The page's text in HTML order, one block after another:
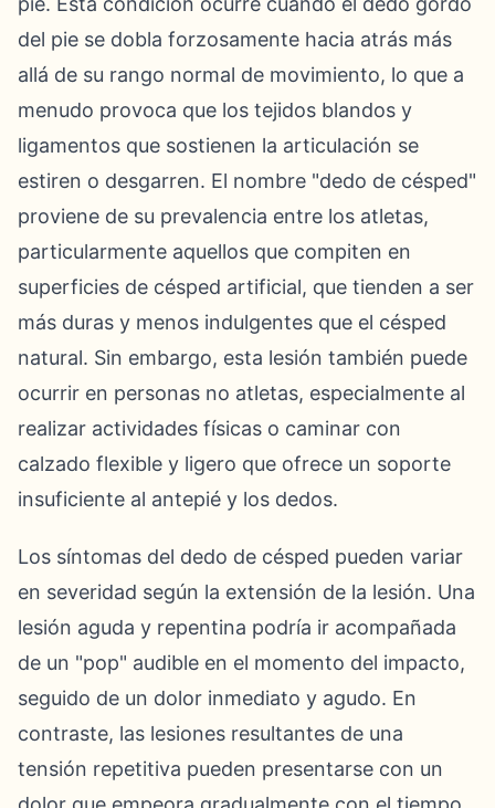
del pie se dobla forzosamente hacia atrás más
allá de su rango normal de movimiento, lo que a
menudo provoca que los tejidos blandos y
ligamentos que sostienen la articulación se
estiren o desgarren. El nombre "dedo de césped"
proviene de su prevalencia entre los atletas,
particularmente aquellos que compiten en
superficies de césped artificial, que tienden a ser
más duras y menos indulgentes que el césped
natural. Sin embargo, esta lesión también puede
ocurrir en personas no atletas, especialmente al
realizar actividades físicas o caminar con
calzado flexible y ligero que ofrece un soporte
insuficiente al antepié y los dedos.
Los síntomas del dedo de césped pueden variar
en severidad según la extensión de la lesión. Una
lesión aguda y repentina podría ir acompañada
de un "pop" audible en el momento del impacto,
seguido de un dolor inmediato y agudo. En
contraste, las lesiones resultantes de una
tensión repetitiva pueden presentarse con un